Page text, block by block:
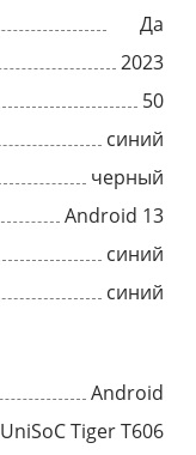
Да
2023
50
синий
черный
Android 13
синий
синий
Android
UniSoC Tiger T606